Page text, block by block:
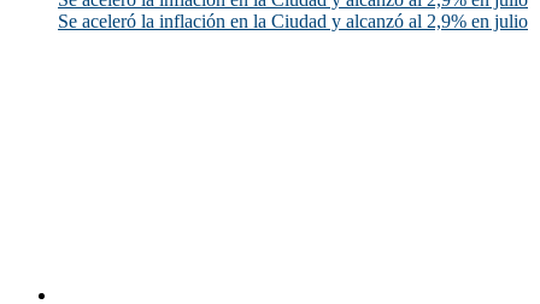
Se aceleró la inflación en la Ciudad y alcanzó al 2,9% en julio